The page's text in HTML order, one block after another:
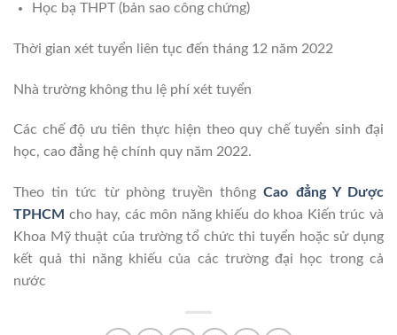
Học bạ THPT (bản sao công chứng)
Thời gian xét tuyển liên tục đến tháng 12 năm 2022
Nhà trường không thu lệ phí xét tuyển
Các chế độ ưu tiên thực hiện theo quy chế tuyển sinh đại
học, cao đẳng hệ chính quy năm 2022.
Theo tin tức từ phòng truyền thôngCao đẳng Y Dược
TPHCM cho hay, các môn năng khiếu do khoa Kiến trúc và
Khoa Mỹ thuật của trường tổ chức thi tuyển hoặc sử dụng
kết quả thi năng khiếu của các trường đại học trong cả
nước